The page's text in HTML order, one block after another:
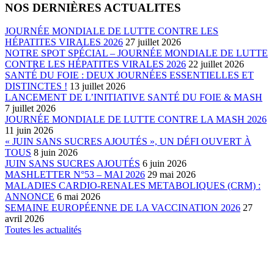
NOS DERNIÈRES ACTUALITES
JOURNÉE MONDIALE DE LUTTE CONTRE LES
HÉPATITES VIRALES 2026 27 juillet 2026
NOTRE SPOT SPÉCIAL – JOURNÉE MONDIALE DE LUTTE
CONTRE LES HÉPATITES VIRALES 2026 22 juillet 2026
SANTÉ DU FOIE : DEUX JOURNÉES ESSENTIELLES ET
DISTINCTES ! 13 juillet 2026
LANCEMENT DE L’INITIATIVE SANTÉ DU FOIE & MASH
7 juillet 2026
JOURNÉE MONDIALE DE LUTTE CONTRE LA MASH 2026
11 juin 2026
« JUIN SANS SUCRES AJOUTÉS », UN DÉFI OUVERT À
TOUS 8 juin 2026
JUIN SANS SUCRES AJOUTÉS 6 juin 2026
MASHLETTER N°53 – MAI 2026 29 mai 2026
MALADIES CARDIO-RENALES METABOLIQUES (CRM) :
ANNONCE 6 mai 2026
SEMAINE EUROPÉENNE DE LA VACCINATION 2026 27
avril 2026
Toutes les actualités